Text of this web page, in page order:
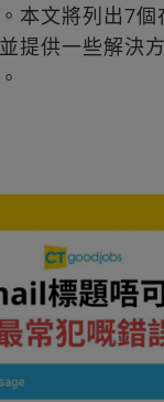
本文將列出7
提供一些解決